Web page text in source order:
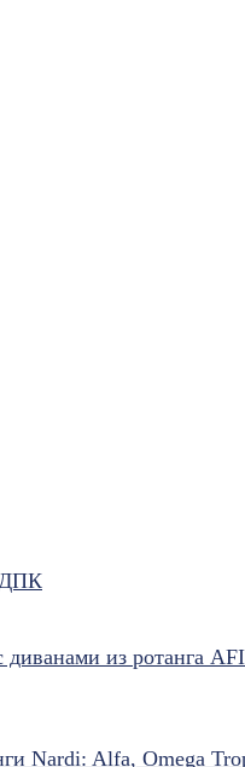
ДПК
из ротанга
Nardi: Alfa, Omega